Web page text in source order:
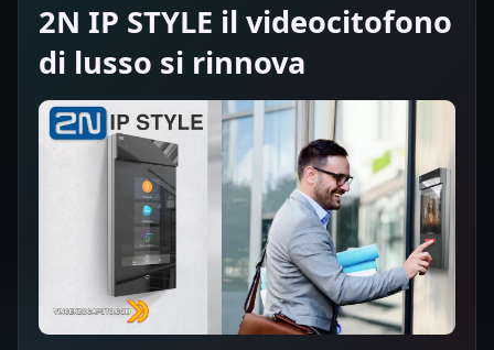
2N IP STYLE il videocitofono
di lusso si rinnova